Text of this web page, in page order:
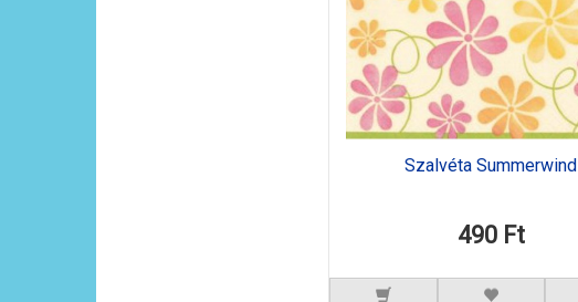
Szalvéta Summerwind
490 Ft